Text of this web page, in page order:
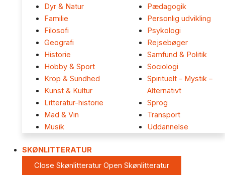
Dyr & Natur
Familie
Filosofi
Geografi
Historie
Hobby & Sport
Krop & Sundhed
Kunst & Kultur
Litteratur-historie
Mad & Vin
Musik
Pædagogik
Personlig udvikling
Psykologi
Rejsebøger
Samfund & Politik
Sociologi
Spirituelt – Mystik –
Alternativt
Sprog
Transport
Uddannelse
SKØNLITTERATUR
Close Skønlitteratur Open Skønlitteratur